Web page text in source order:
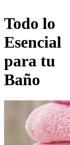
Todo lo
Esencial
para tu
Baño